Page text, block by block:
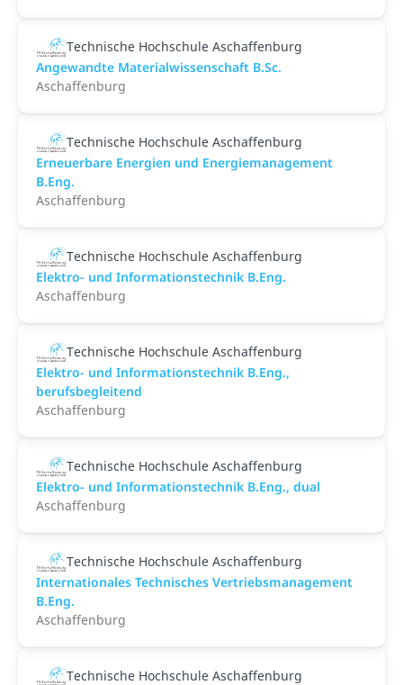
Technische Hochschule Aschaffenburg
Angewandte Materialwissenschaft B.Sc.
Aschaffenburg
Technische Hochschule Aschaffenburg
Erneuerbare Energien und Energiemanagement
B.Eng.
Aschaffenburg
Technische Hochschule Aschaffenburg
Elektro- und Informationstechnik B.Eng.
Aschaffenburg
Technische Hochschule Aschaffenburg
Elektro- und Informationstechnik B.Eng.,
berufsbegleitend
Aschaffenburg
Technische Hochschule Aschaffenburg
Elektro- und Informationstechnik B.Eng., dual
Aschaffenburg
Technische Hochschule Aschaffenburg
Internationales Technisches Vertriebsmanagement
B.Eng.
Aschaffenburg
Technische Hochschule Aschaffenburg